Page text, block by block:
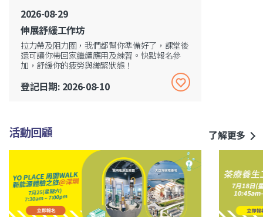
2026-08-29
伸展舒緩工作坊
拉力帶及阻力圈，我們都幫你準備好了，課堂後
還可讓你帶回家繼續應用及練習。快點報名參
加，舒緩你的疲勞與繃緊狀態！
登記日期: 2026-08-10
活動回顧 了解更多